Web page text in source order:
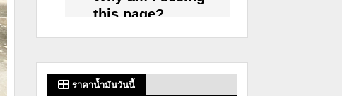
ราคาน้ำมันวันนี้